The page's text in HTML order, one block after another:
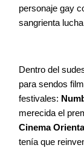
personaje gay
sangrienta
Dentro del
para sendos
festivales:
merecida el
Cinema
tenía que